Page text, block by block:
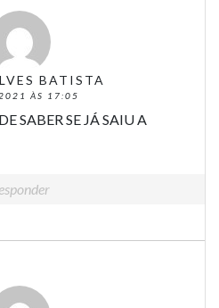
BATISTA
ÀS 17:05
SABER SE JÁ SAIU A